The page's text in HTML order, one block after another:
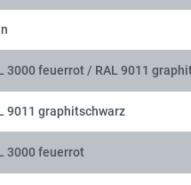
3000 feuerrot / RAL 9011
9011 graphitschwarz
3000 feuerrot